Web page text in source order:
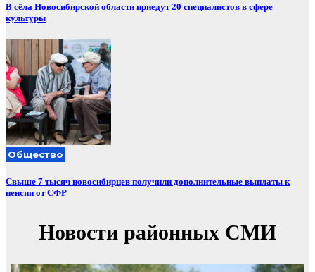
В сёла Новосибирской области приедут 20 специалистов в сфере
культуры
Общество
Свыше 7 тысяч новосибирцев получили дополнительные выплаты к
пенсии от СФР